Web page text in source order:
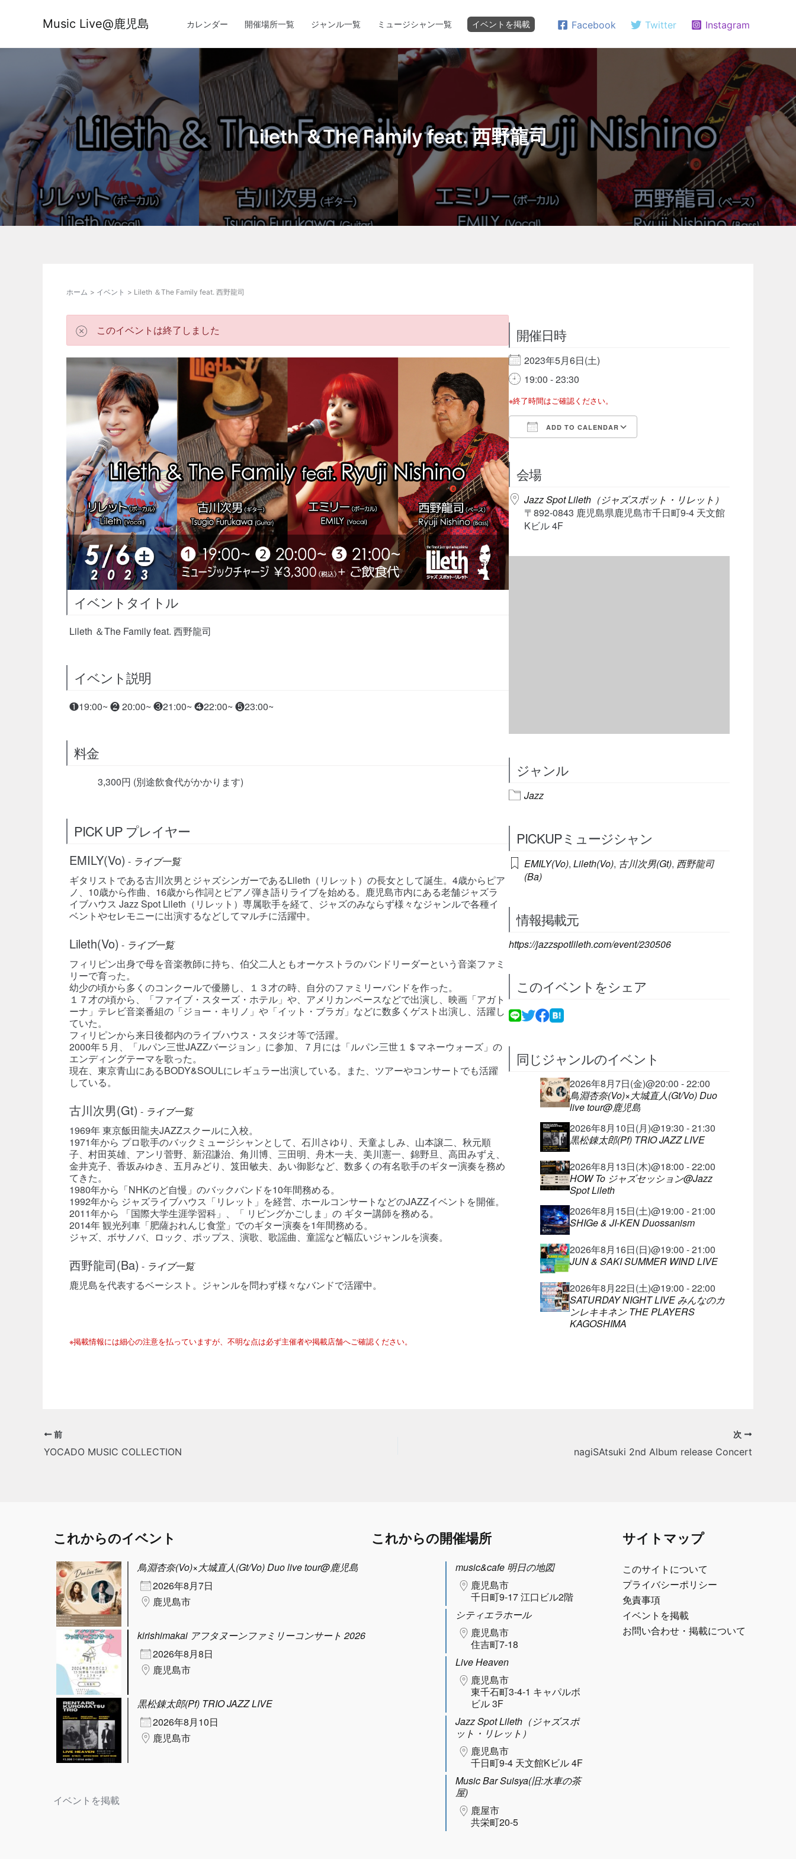
Music Live@鹿児島 カレンダー 開催場所一覧 ジャンル一覧 ミュージシャン一覧 イベントを掲載 Facebook Twitter Instagram
Lileth ＆The Family feat. 西野龍司
ホーム イベント Lileth ＆The Family feat. 西野龍司
このイベントは終了しました
イベントタイトル
Lileth ＆The Family feat. 西野龍司
イベント説明
❶19:00~ ❷ 20:00~ ❸21:00~ ❹22:00~ ❺23:00~
料金
3,300円 (別途飲食代がかかります)
PICK UP プレイヤー
EMILY(Vo) - ライブ一覧
ギタリストである古川次男とジャズシンガーであるLileth（リレット）の長女として誕生。4歳からピア
ノ、10歳から作曲、16歳から作詞とピアノ弾き語りライブを始める。鹿児島市内にある老舗ジャズラ
イブハウス Jazz Spot Lileth（リレット）専属歌手を経て、ジャズのみならず様々なジャンルで各種イ
ベントやセレモニーに出演するなどしてマルチに活躍中。
Lileth(Vo) - ライブ一覧
フィリピン出身で母を音楽教師に持ち、伯父二人ともオーケストラのバンドリーダーという音楽ファミ
リーで育った。
幼少の頃から多くのコンクールで優勝し、１３才の時、自分のファミリーバンドを作った。
１７才の頃から、「ファイブ・スターズ・ホテル」や、アメリカンベースなどで出演し、映画「アガト
ーナ」テレビ音楽番組の「ジョー・キリノ」や「イット・ブラガ」などに数多くゲスト出演し、活躍し
ていた。
フィリピンから来日後都内のライブハウス・スタジオ等で活躍。
2000年５月、「ルパン三世JAZZバージョン」に参加、７月には「ルパン三世１＄マネーウォーズ」の
エンディングテーマを歌った。
現在、東京青山にあるBODY&SOULにレギュラー出演している。また、ツアーやコンサートでも活躍
している。
古川次男(Gt) - ライブ一覧
1969年 東京飯田龍夫JAZZスクールに入校。
1971年から プロ歌手のバックミュージシャンとして、石川さゆり、天童よしみ、山本譲二、秋元順
子、村田英雄、アンリ菅野、新沼謙治、角川博、三田明、舟木一夫、美川憲一、錦野旦、高田みずえ、
金井克子、香坂みゆき、五月みどり、笈田敏夫、あい御影など、数多くの有名歌手のギター演奏を務め
てきた。
1980年から「NHKのど自慢」のバックバンドを10年間務める。
1992年から ジャズライブハウス「リレット」を経営、ホールコンサートなどのJAZZイベントを開催。
2011年から 「国際大学生涯学習科」、「 リビングかごしま」の ギター講師を務める。
2014年 観光列車「肥薩おれんじ食堂」でのギター演奏を1年間務める。
ジャズ、ボサノバ、ロック、ポップス、演歌、歌謡曲、童謡など幅広いジャンルを演奏。
西野龍司(Ba) - ライブ一覧
鹿児島を代表するベーシスト。ジャンルを問わず様々なバンドで活躍中。
※掲載情報には細心の注意を払っていますが、不明な点は必ず主催者や掲載店舗へご確認ください。
開催日時
2023年5月6日(土)
19:00 - 23:30
※終了時間はご確認ください。
ADD TO CALENDAR
会場
Jazz Spot Lileth（ジャズスポット・リレット）
〒892-0843 鹿児島県鹿児島市千日町9-4 天文館
Kビル 4F
ジャンル
Jazz
PICKUPミュージシャン
EMILY(Vo), Lileth(Vo), 古川次男(Gt), 西野龍司
(Ba)
情報掲載元
https://jazzspotlileth.com/event/230506
このイベントをシェア
同じジャンルのイベント
2026年8月7日(金)@20:00 - 22:00
鳥淵杏奈(Vo)×大城直人(Gt/Vo) Duo
live tour@鹿児島
2026年8月10日(月)@19:30 - 21:30
黒松錬太郎(Pf) TRIO JAZZ LIVE
2026年8月13日(木)@18:00 - 22:00
HOW To ジャズセッション@Jazz
Spot Lileth
2026年8月15日(土)@19:00 - 21:00
SHIGe & JI-KEN Duossanism
2026年8月16日(日)@19:00 - 21:00
JUN & SAKI SUMMER WIND LIVE
2026年8月22日(土)@19:00 - 22:00
SATURDAY NIGHT LIVE みんなのカ
ンレキキネン THE PLAYERS
KAGOSHIMA
前
YOCADO MUSIC COLLECTION
次
nagiSAtsuki 2nd Album release Concert
これからのイベント
鳥淵杏奈(Vo)×大城直人(Gt/Vo) Duo live tour@鹿児島
2026年8月7日
鹿児島市
kirishimakai アフタヌーンファミリーコンサート 2026
2026年8月8日
鹿児島市
黒松錬太郎(Pf) TRIO JAZZ LIVE
2026年8月10日
鹿児島市
イベントを掲載
これからの開催場所
music&cafe 明日の地図
鹿児島市
千日町9-17 江口ビル2階
シティエラホール
鹿児島市
住吉町7-18
Live Heaven
鹿児島市
東千石町3-4-1 キャパルボ
ビル 3F
Jazz Spot Lileth（ジャズスポ
ット・リレット）
鹿児島市
千日町9-4 天文館Kビル 4F
Music Bar Suisya(旧:水車の茶
屋)
鹿屋市
共栄町20-5
サイトマップ
このサイトについて
プライバシーポリシー
免責事項
イベントを掲載
お問い合わせ・掲載について